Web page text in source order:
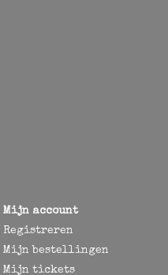
Mijn account
Registreren
Mijn bestellingen
Mijn tickets